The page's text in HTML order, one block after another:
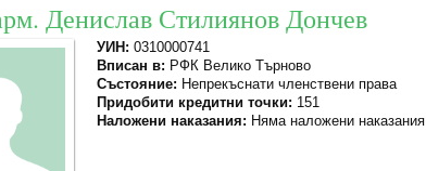
Денислав Стилиянов Дончев
УИН: 0310000741
Вписан в: РФК Велико Търново
Състояние: Непрекъснати членствени права
Придобити кредитни точки: 151
Наложени наказания: Няма наложени наказания